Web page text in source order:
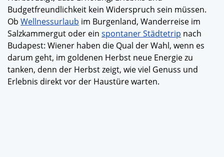
Budgetfreundlichkeit kein Widerspruch sein müssen.
Ob Wellnessurlaub im Burgenland, Wanderreise im
Salzkammergut oder ein spontaner Städtetrip nach
Budapest: Wiener haben die Qual der Wahl, wenn es
darum geht, im goldenen Herbst neue Energie zu
tanken, denn der Herbst zeigt, wie viel Genuss und
Erlebnis direkt vor der Haustüre warten.